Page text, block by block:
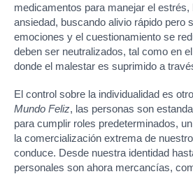
medicamentos para manejar el estrés,
ansiedad, buscando alivio rápido pero
emociones y el cuestionamiento se
deben ser neutralizados, tal como en
donde el malestar es suprimido a
El control sobre la individualidad es
Mundo Feliz, las personas son
para cumplir roles predeterminados,
la comercialización extrema de
conduce. Desde nuestra identidad
personales son ahora mercancías,